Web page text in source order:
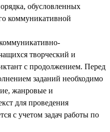
обусловленных
коммуникативной
творческий и
с продолжением. Перед
заданий необходимо
жанровые и
для проведения
с учетом задач работы по